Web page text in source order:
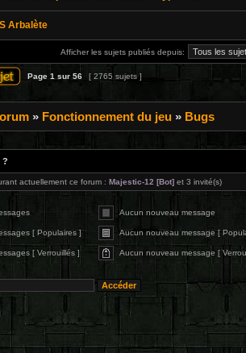
Arbalète
Afficher les sujets publiés depuis:
Page 1 sur 56 [ 2765 sujets ]
» Fonctionnement du jeu » Bugs
?
actuellement ce forum : Majestic-12 [Bot] et 3 invité(s)
Aucun nouveau message
[ Populaires ] Aucun nouveau message [
[ Verrouillés ] Aucun nouveau message [